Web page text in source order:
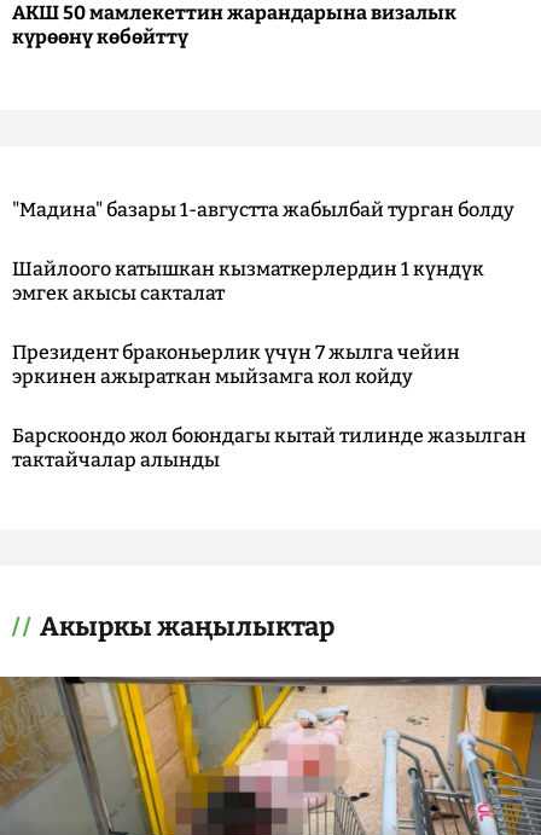
АКШ 50 мамлекеттин жарандарына визалык
күрөөнү көбөйттү
"Мадина" базары 1-августта жабылбай турган болду
Шайлоого катышкан кызматкерлердин 1 күндүк
эмгек акысы сакталат
Президент браконьерлик үчүн 7 жылга чейин
эркинен ажыраткан мыйзамга кол койду
Барскоондо жол боюндагы кытай тилинде жазылган
тактайчалар алынды
Акыркы жаңылыктар